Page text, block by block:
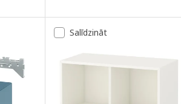
multimed. piederumiem, tumši pelēkā
Variants: EKET, Sienas plauktu
Salīdzināt